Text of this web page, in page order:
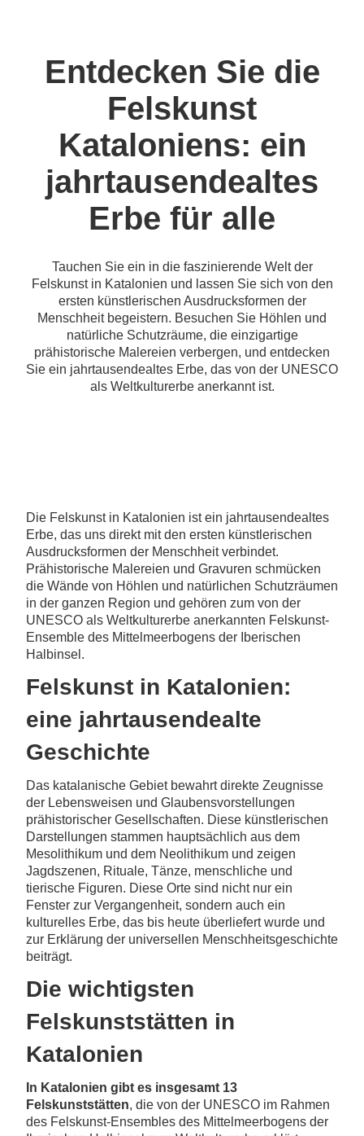
Entdecken Sie die
Felskunst
Kataloniens: ein
jahrtausendealtes
Erbe für alle
Tauchen Sie ein in die faszinierende Welt der
Felskunst in Katalonien und lassen Sie sich von den
ersten künstlerischen Ausdrucksformen der
Menschheit begeistern. Besuchen Sie Höhlen und
natürliche Schutzräume, die einzigartige
prähistorische Malereien verbergen, und entdecken
Sie ein jahrtausendealtes Erbe, das von der UNESCO
als Weltkulturerbe anerkannt ist.
Die Felskunst in Katalonien ist ein jahrtausendealtes
Erbe, das uns direkt mit den ersten künstlerischen
Ausdrucksformen der Menschheit verbindet.
Prähistorische Malereien und Gravuren schmücken
die Wände von Höhlen und natürlichen Schutzräumen
in der ganzen Region und gehören zum von der
UNESCO als Weltkulturerbe anerkannten Felskunst-
Ensemble des Mittelmeerbogens der Iberischen
Halbinsel.
Felskunst in Katalonien:
eine jahrtausendealte
Geschichte
Das katalanische Gebiet bewahrt direkte Zeugnisse
der Lebensweisen und Glaubensvorstellungen
prähistorischer Gesellschaften. Diese künstlerischen
Darstellungen stammen hauptsächlich aus dem
Mesolithikum und dem Neolithikum und zeigen
Jagdszenen, Rituale, Tänze, menschliche und
tierische Figuren. Diese Orte sind nicht nur ein
Fenster zur Vergangenheit, sondern auch ein
kulturelles Erbe, das bis heute überliefert wurde und
zur Erklärung der universellen Menschheitsgeschichte
beiträgt.
Die wichtigsten
Felskunststätten in
Katalonien
In Katalonien gibt es insgesamt 13
Felskunststätten, die von der UNESCO im Rahmen
des Felskunst-Ensembles des Mittelmeerbogens der